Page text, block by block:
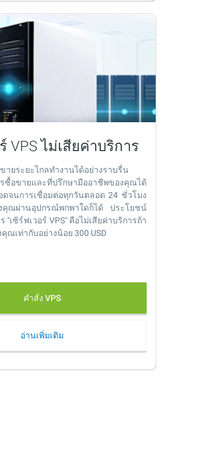
VPS ไม่เสียค่าบริการ
ายระยะไกลทำงานได้อย่างราบรื่น
รซื้อขายและที่ปรึกษามืออาชีพของคุณได้
ดจนการเชื่อมต่อทุกวันตลอด 24 ชั่วโมง
คุณผ่านอุปกรณ์พกพาใดก็ได้ ประโยชน์
เซิร์ฟเวอร์ VPS" คือไม่เสียค่าบริการถ้า
เท่ากับอย่างน้อย 300 USD
คำสั่ง VPS
อ่านเพิ่มเติม